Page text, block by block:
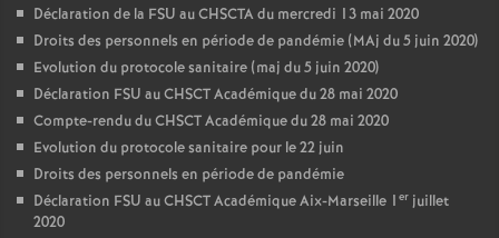
Déclaration de la FSU au CHSCTA du mercredi 13 mai 2020
Droits des personnels en période de pandémie (MAj du 5 juin 2020)
Evolution du protocole sanitaire (maj du 5 juin 2020)
Déclaration FSU au CHSCT Académique du 28 mai 2020
Compte-rendu du CHSCT Académique du 28 mai 2020
Evolution du protocole sanitaire pour le 22 juin
Droits des personnels en période de pandémie
Déclaration FSU au CHSCT Académique Aix-Marseille 1 er juillet
2020